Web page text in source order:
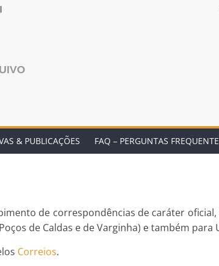
& PUBLICAÇÕES FAQ – PERGUNTAS
de correspondências de caráter
de Caldas e de Varginha) e também para
Correios.